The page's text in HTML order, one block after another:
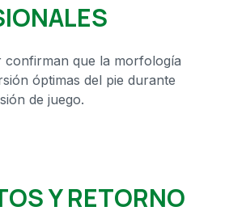
que la morfología
óptimas del pie durante
de juego.
Y RETORNO